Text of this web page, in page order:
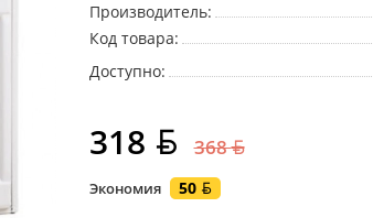
Производитель:
Код товара:
Доступно:
318 368
Экономия 50